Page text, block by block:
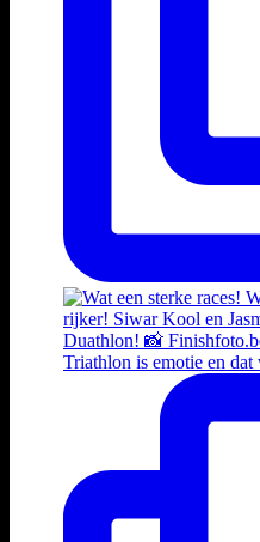
Triathlon is emotie en dat